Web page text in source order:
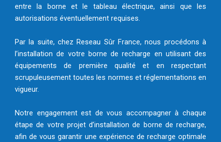
entre la borne et le tableau électrique, ainsi que les
autorisations éventuellement requises.
Par la suite, chez Reseau Sûr France, nous procédons à
l’installation de votre borne de recharge en utilisant des
équipements de première qualité et en respectant
scrupuleusement toutes les normes et réglementations en
vigueur.
Notre engagement est de vous accompagner à chaque
étape de votre projet d’installation de borne de recharge,
afin de vous garantir une expérience de recharge optimale